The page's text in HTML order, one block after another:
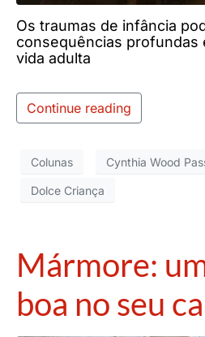
Os traumas de infância
consequências profundas
vida adulta
Continue reading
Colunas Cynthia Wood
Dolce Criança
Mármore:
boa no seu